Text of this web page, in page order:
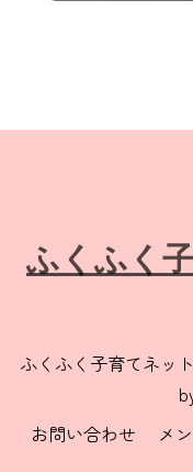
ふくふく
ふくふく子育てネッ
お問い合わせ
メ